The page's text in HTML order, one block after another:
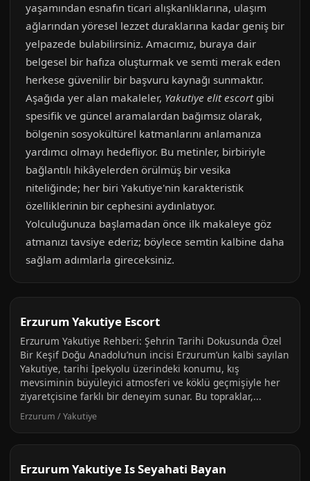
yaşamından esnafın ticari alışkanlıklarına, ulaşım
ağlarından yöresel lezzet duraklarına kadar geniş bir
yelpazede bulabilirsiniz. Amacımız, buraya dair
belgesel bir hafıza oluşturmak ve semti merak eden
herkese güvenilir bir başvuru kaynağı sunmaktır.
Aşağıda yer alan makaleler, Yakutiye elit escortgibi
spesifik ve güncel aramalardan bağımsız olarak,
bölgenin sosyokültürel katmanlarını anlamanıza
yardımcı olmayı hedefliyor. Bu metinler, birbiriyle
bağlantılı hikâyelerden örülmüş bir vesika
niteliğinde; her biri Yakutiye'nin karakteristik
özelliklerinin bir cephesini aydınlatıyor.
Yolculuğunuza başlamadan önce ilk makaleye göz
atmanızı tavsiye ederiz; böylece semtin kalbine daha
sağlam adımlarla gireceksiniz.
Erzurum Yakutiye Escort
Erzurum Yakutiye Rehberi: Şehrin Tarihi Dokusunda Özel
Bir Keşif Doğu Anadolu’nun incisi Erzurum’un kalbi sayılan
Yakutiye, tarihi İpekyolu üzerindeki konumu, kış
mevsiminin büyüleyici atmosferi ve köklü geçmişiyle her
ziyaretçisine farklı bir deneyim sunar. Bu topraklar,...
Erzurum / Yakutiye
Erzurum Yakutiye Is Seyahati Bayan